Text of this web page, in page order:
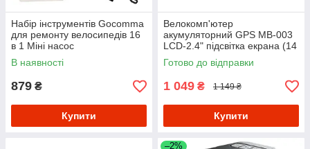
Набір інструментів Gocomma
для ремонту велосипедів 16
в 1 Міні насос
В наявності
879 ₴
Купити
Велокомп'ютер
акумуляторний GPS MB-003
LCD-2.4" підсвітка екрана (14
функцій)
Готово до відправки
1 049 ₴ 1 149 ₴
Купити
–2%